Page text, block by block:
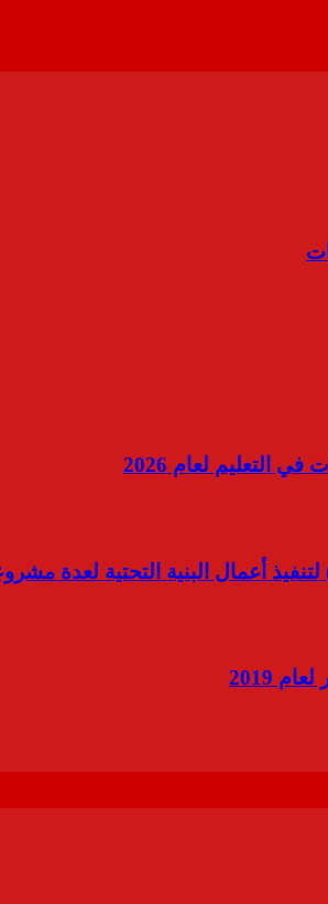
التعليم لعام 2026
أعمال البنية التحتية لعدة
2019